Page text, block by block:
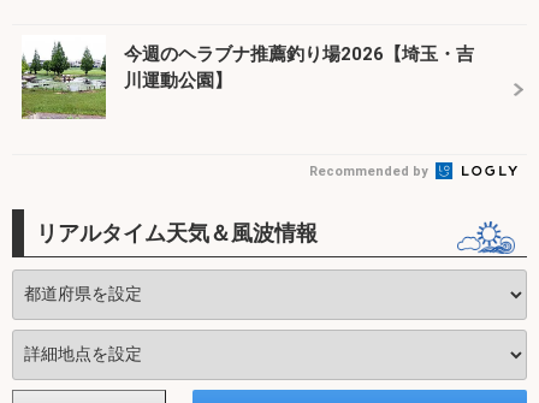
今週のヘラブナ推薦釣り場2026【埼玉・吉
川運動公園】
Recommended by
リアルタイム天気＆風波情報